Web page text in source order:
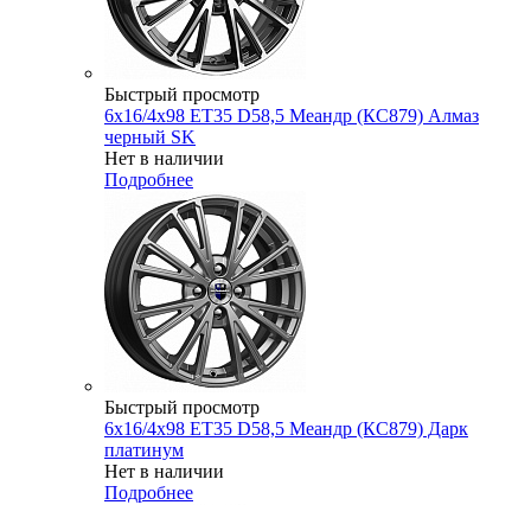
Быстрый просмотр
6x16/4x98 ET35 D58,5 Меандр (КС879) Алмаз
черный SK
Нет в наличии
Подробнее
Быстрый просмотр
6x16/4x98 ET35 D58,5 Меандр (КС879) Дарк
платинум
Нет в наличии
Подробнее